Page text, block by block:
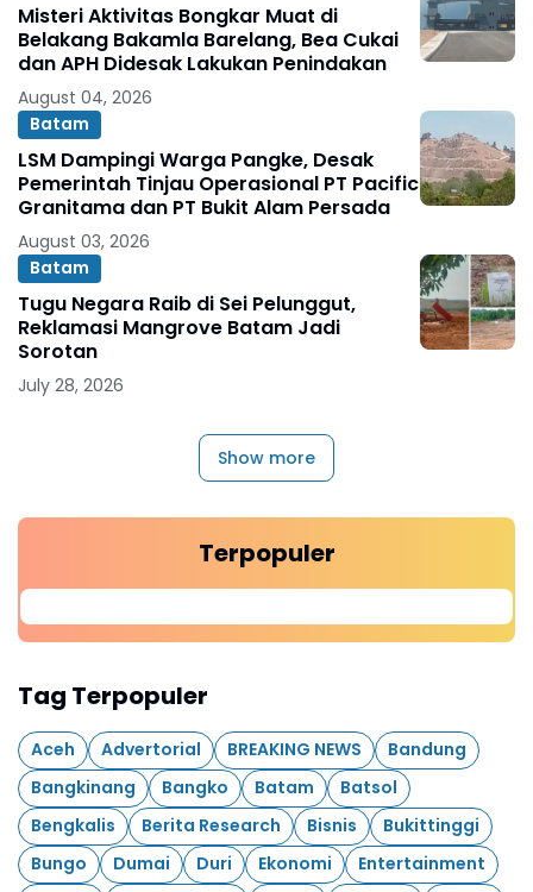
Misteri Aktivitas Bongkar Muat di
Belakang Bakamla Barelang, Bea Cukai
dan APH Didesak Lakukan Penindakan
August 04, 2026
Batam
LSM Dampingi Warga Pangke, Desak
Pemerintah Tinjau Operasional PT Pacific
Granitama dan PT Bukit Alam Persada
August 03, 2026
Batam
Tugu Negara Raib di Sei Pelunggut,
Reklamasi Mangrove Batam Jadi
Sorotan
July 28, 2026
Show more
Terpopuler
Tag Terpopuler
Aceh Advertorial BREAKING NEWS
Bandung
Bangkinang
Bangko Batam
Batsol
Bengkalis
Berita Research Bisnis
Bukittinggi
Bungo
Dumai Duri Ekonomi
Entertainment